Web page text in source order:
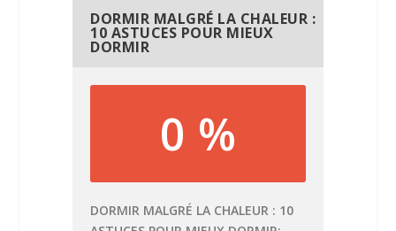
DORMIR MALGRÉ LA CHALEUR :
10 ASTUCES POUR MIEUX
DORMIR
0 %
DORMIR MALGRÉ LA CHALEUR : 10